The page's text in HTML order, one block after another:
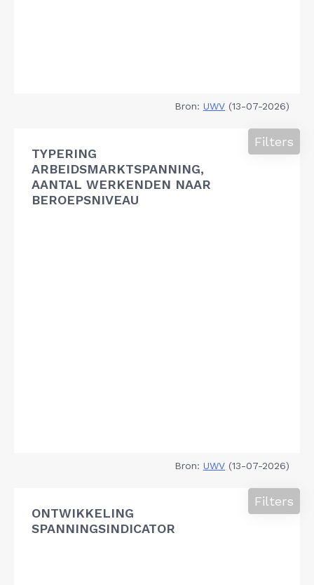
Bron: UWV (13-07-2026)
TYPERING
ARBEIDSMARKTSPANNING,
AANTAL WERKENDEN NAAR
BEROEPSNIVEAU
Filters
Bron: UWV (13-07-2026)
ONTWIKKELING
SPANNINGSINDICATOR
Filters